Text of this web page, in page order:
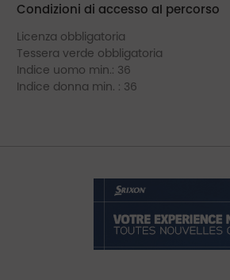
Condizioni di accesso al percorso
Licenza obbligatoria
Tessera verde obbligatoria
Indice uomo min.: 36
Indice donna min. : 36